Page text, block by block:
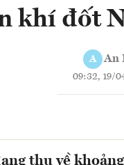
khí đốt
A An
09:32, 19/
thu về